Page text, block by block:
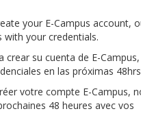
your E-Campus account,
with your credentials.
su cuenta de E-
en las próximas
votre compte E-Campus,
48 heures avec vos